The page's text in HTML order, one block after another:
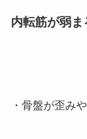
内転筋が弱ま
・骨盤が歪み